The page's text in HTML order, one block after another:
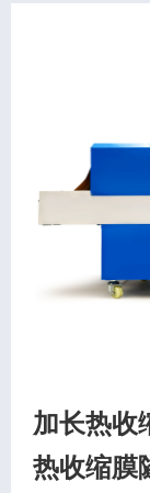
加长热收
热收缩膜